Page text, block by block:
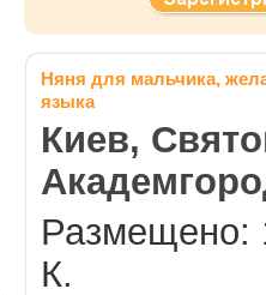
Няня для мальчика,
языка
Киев,
Размещено:
К.